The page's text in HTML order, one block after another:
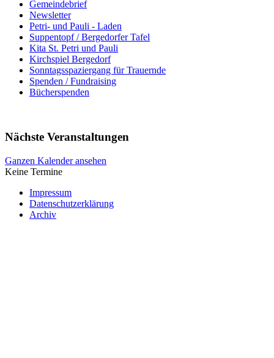
Gemeindebrief
Newsletter
Petri- und Pauli - Laden
Suppentopf / Bergedorfer Tafel
Kita St. Petri und Pauli
Kirchspiel Bergedorf
Sonntagsspaziergang für Trauernde
Spenden / Fundraising
Bücherspenden
Nächste Veranstaltungen
Ganzen Kalender ansehen
Keine Termine
Impressum
Datenschutzerklärung
Archiv